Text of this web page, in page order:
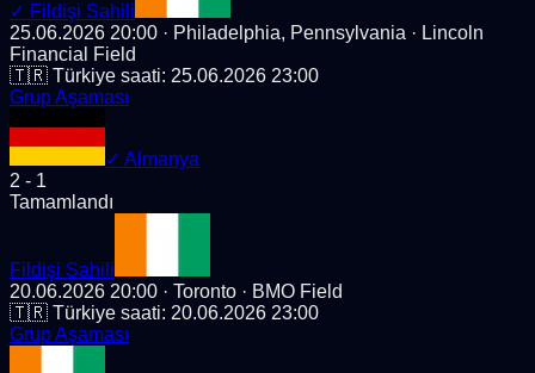
✓ Fildişi Sahili
25.06.2026 20:00 · Philadelphia, Pennsylvania · Lincoln
Financial Field
🇹🇷 Türkiye saati: 25.06.2026 23:00
Grup Aşaması
✓ Almanya
2 - 1
Tamamlandı
Fildişi Sahili
20.06.2026 20:00 · Toronto · BMO Field
🇹🇷 Türkiye saati: 20.06.2026 23:00
Grup Aşaması